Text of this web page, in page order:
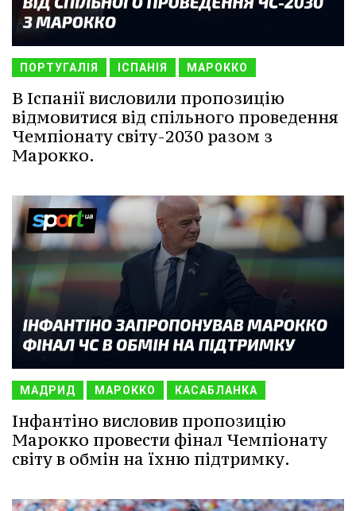
ПОРТУГАЛІЯ ІСПАНІЯ МАРОККО
В Іспанії висловили пропозицію
відмовитися від спільного проведення
Чемпіонату світу-2030 разом з
Марокко.
МАДРИД МАРОККО КАСАБЛАНКА
Інфантіно висловив пропозицію
Марокко провести фінал Чемпіонату
світу в обмін на їхню підтримку.